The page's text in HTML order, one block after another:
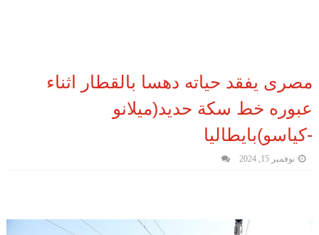
مصرى يفقد حياته دهسا بالقطار اثناء
عبوره خط سكة حديد(ميلانو
-كياسو)بايطاليا
نوفمبر 15, 2024